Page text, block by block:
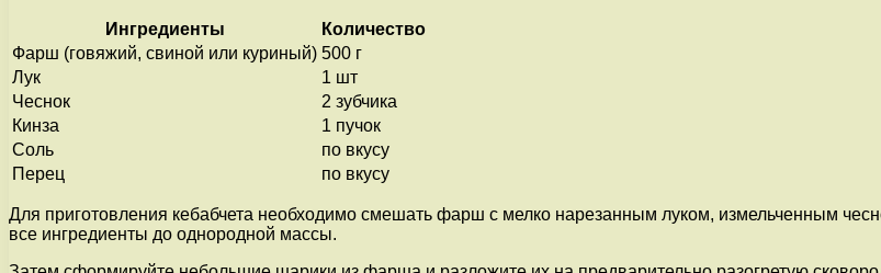
Ингредиенты
Количество
Фарш (говяжий, свиной или куриный) 500 г
Лук
1 шт
Чеснок
2 зубчика
Кинза
1 пучок
Соль
по вкусу
Перец
по вкусу
Для приготовления кебабчета необходимо смешать фарш с мелко нарезанным луком, измельченным
все ингредиенты до однородной массы.